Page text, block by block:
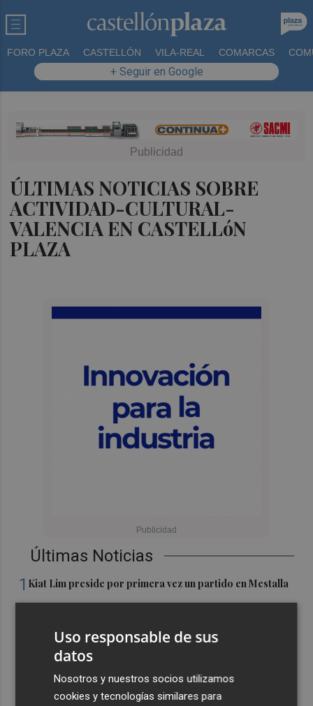
FORO PLAZA CASTELLÓN VILA-REAL COMARCAS
+ Seguir en Google
ÚLTIMAS NOTICIAS SOBRE
ACTIVIDAD-CULTURAL-
VALENCIA EN CASTELLóN
PLAZA
Últimas Noticias
1 Kiat Lim preside por primera vez un partido en Mestalla
Mestalla
"extremo" en la mayor parte de la Península y Baleares
el día del eclipse
Uso responsable de sus
datos
Nosotros y nuestros socios utilizamos
cookies y tecnologías similares para